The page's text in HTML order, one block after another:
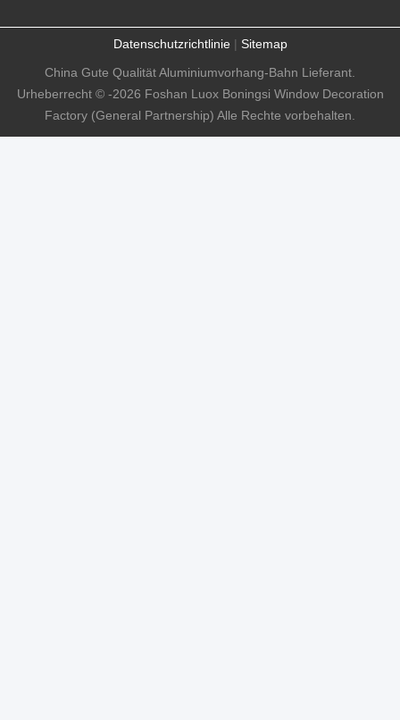
Datenschutzrichtlinie| Sitemap
China Gute Qualität Aluminiumvorhang-Bahn Lieferant.
Urheberrecht © -2026 Foshan Luox Boningsi Window Decoration
Factory (General Partnership) Alle Rechte vorbehalten.